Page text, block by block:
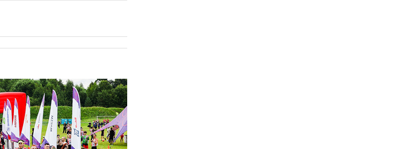
Машковым 150-летие Союза
театральных деятелей
вчера, 20:47Newsweek:
«взрывная» диарея охватила
47 из 50 штатов США